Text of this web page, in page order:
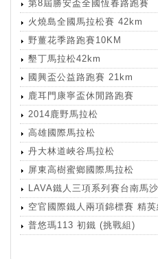
第8屆勝安盃全國恆春路跑賽
火燒島全國馬拉松賽 42km
野薑花季路跑賽10KM
墾丁馬拉松42km
國興盃公益路跑賽 21km
鹿耳門康寧盃休閒路跑賽
2014鹿野馬拉松
高雄國際馬拉松
丹大林道峽谷馬拉松
屏東高樹蜜鄉國際馬拉松
LAVA鐵人三項系列賽台南馬
空官國際鐵人兩項錦標賽 精英
普悠瑪113 初鐵 (挑戰組)